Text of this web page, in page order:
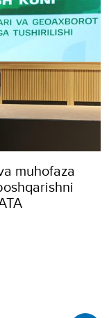
muhofaza